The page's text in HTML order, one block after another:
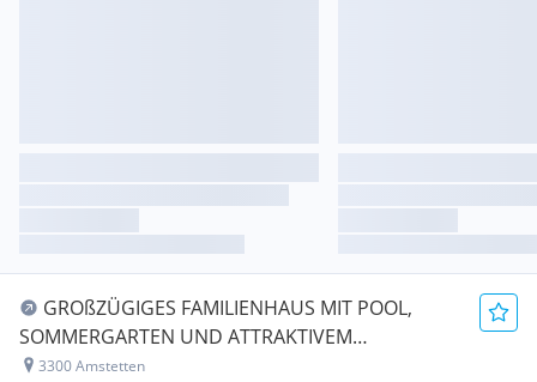
GROßZÜGIGES FAMILIENHAUS MIT POOL,
SOMMERGARTEN UND ATTRAKTIVEM
GRUNDSTÜCK IN RUHIGER WOHNLAGE ?
3300 Amstetten